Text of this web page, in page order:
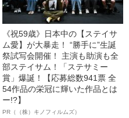
《祝59歳》日本中の【ステイサ
ム愛】が大暴走！ “勝手に”生誕
祭試写会開催！ 主演も助演も全
部ステイサム！「ステサミー
賞」爆誕！【応募総数941票 全
54作品の栄冠に輝いた作品とは
ー!?】
PR（（株）キノフィルムズ）